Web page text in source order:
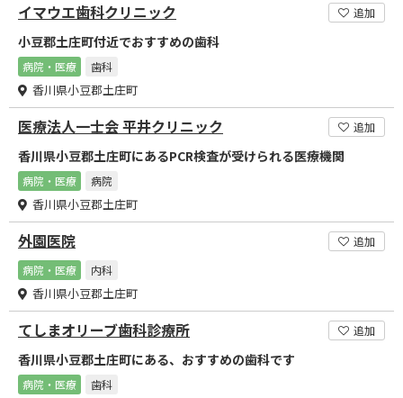
イマウエ歯科クリニック 追加
小豆郡土庄町付近でおすすめの歯科
病院・医療 歯科
香川県小豆郡土庄町
医療法人一士会 平井クリニック 追加
香川県小豆郡土庄町にあるPCR検査が受けられる医療機関
病院・医療 病院
香川県小豆郡土庄町
外園医院
追加
病院・医療
内科
香川県小豆郡土庄町
てしまオリーブ歯科診療所 追加
香川県小豆郡土庄町にある、おすすめの歯科です
病院・医療 歯科